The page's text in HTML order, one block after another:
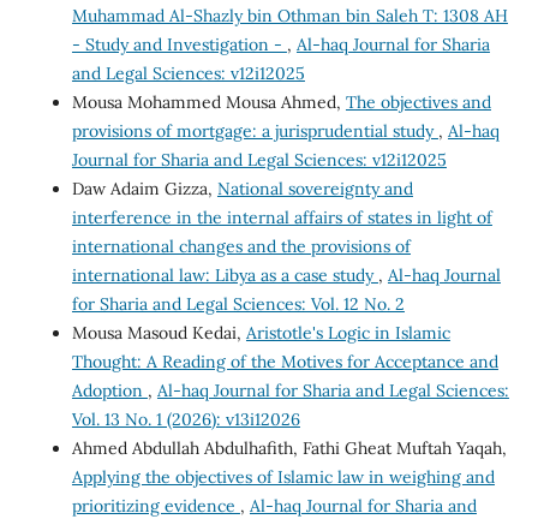
Muhammad Al-Shazly bin Othman bin Saleh T: 1308 AH
- Study and Investigation - , Al-haq Journal for Sharia
and Legal Sciences: v12i12025
Mousa Mohammed Mousa Ahmed, The objectives and
provisions of mortgage: a jurisprudential study , Al-haq
Journal for Sharia and Legal Sciences: v12i12025
Daw Adaim Gizza, National sovereignty and
interference in the internal affairs of states in light of
international changes and the provisions of
international law: Libya as a case study , Al-haq Journal
for Sharia and Legal Sciences: Vol. 12 No. 2
Mousa Masoud Kedai, Aristotle's Logic in Islamic
Thought: A Reading of the Motives for Acceptance and
Adoption , Al-haq Journal for Sharia and Legal Sciences:
Vol. 13 No. 1 (2026): v13i12026
Ahmed Abdullah Abdulhafith, Fathi Gheat Muftah Yaqah,
Applying the objectives of Islamic law in weighing and
prioritizing evidence , Al-haq Journal for Sharia and